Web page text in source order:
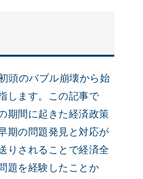
頭のバブル崩壊から始
します。この記事で
期間に起きた経済政策
期の問題発見と対応が
りされることで経済全
題を経験したことか